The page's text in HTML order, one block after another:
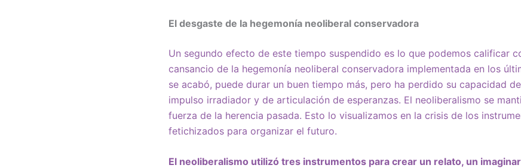
El desgaste de la hegemonía neoliberal conservadora
Un segundo efecto de este tiempo suspendido es lo que podemos calificar
cansancio de la hegemonía neoliberal conservadora implementada en los
se acabó, puede durar un buen tiempo más, pero ha perdido su capacidad
impulso irradiador y de articulación de esperanzas. El neoliberalismo se
fuerza de la herencia pasada. Esto lo visualizamos en la crisis de los
fetichizados para organizar el futuro.
El neoliberalismo utilizó tres instrumentos para crear un relato, un